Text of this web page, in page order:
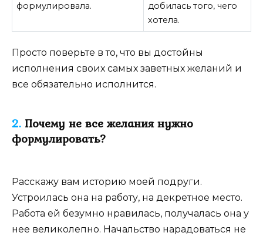
формулировала.
добилась того, чего
хотела.
Просто поверьте в то, что вы достойны
исполнения своих самых заветных желаний и
все обязательно исполнится.
2. Почему не все желания нужно
формулировать?
Расскажу вам историю моей подруги.
Устроилась она на работу, на декретное место.
Работа ей безумно нравилась, получалась она у
нее великолепно. Начальство нарадоваться не